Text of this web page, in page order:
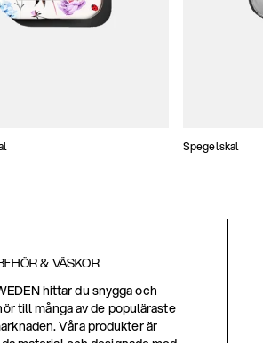
Spegelskal
& VÄSKOR
hittar du snygga och
till många av de populäraste
Våra produkter är